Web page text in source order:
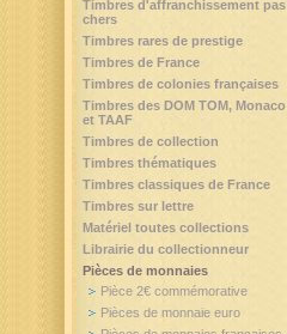
Timbres d'affranchissement pas
chers
Timbres rares de prestige
Timbres de France
Timbres de colonies françaises
Timbres des DOM TOM, Monaco
et TAAF
Timbres de collection
Timbres thématiques
Timbres classiques de France
Timbres sur lettre
Matériel toutes collections
Librairie du collectionneur
Pièces de monnaies
Pièce 2€ commémorative
Pièces de monnaie euro